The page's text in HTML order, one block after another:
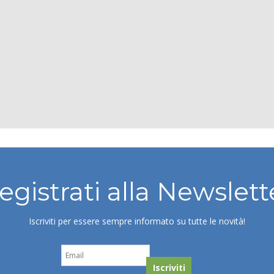
alla
Iscriviti per essere sempre informato su tutte le novità!